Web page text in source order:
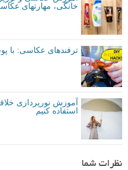
خانگی، مهارتهای
ترفندهای عکاسی: با
آموزش نورپردازی
استفاده کنیم
نظرات شما